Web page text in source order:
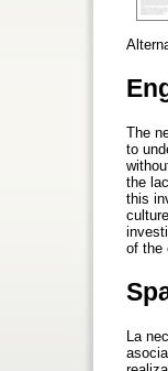
The
to
the
this
of the
La